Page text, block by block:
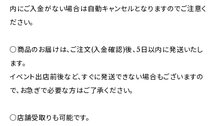
内にご入金がない場合は自動キャンセルとなりますのでご注意く
ださい。
○商品のお届けは、ご注文(入金確認)後、5日以内に発送いたし
ます。
イベント出店前後など、すぐに発送できない場合もございますの
で、お急ぎで必要な方はご了承ください。
○店舗受取りも可能です。